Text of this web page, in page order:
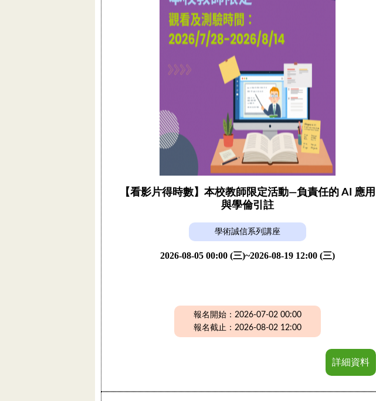
【看影片得時數】本校教師限定活動—負責任的 AI 應用
與學倫引註
學術誠信系列講座
2026-08-05 00:00 (三)~2026-08-19 12:00 (三)
報名開始：2026-07-02 00:00
報名截止：2026-08-02 12:00
詳細資料